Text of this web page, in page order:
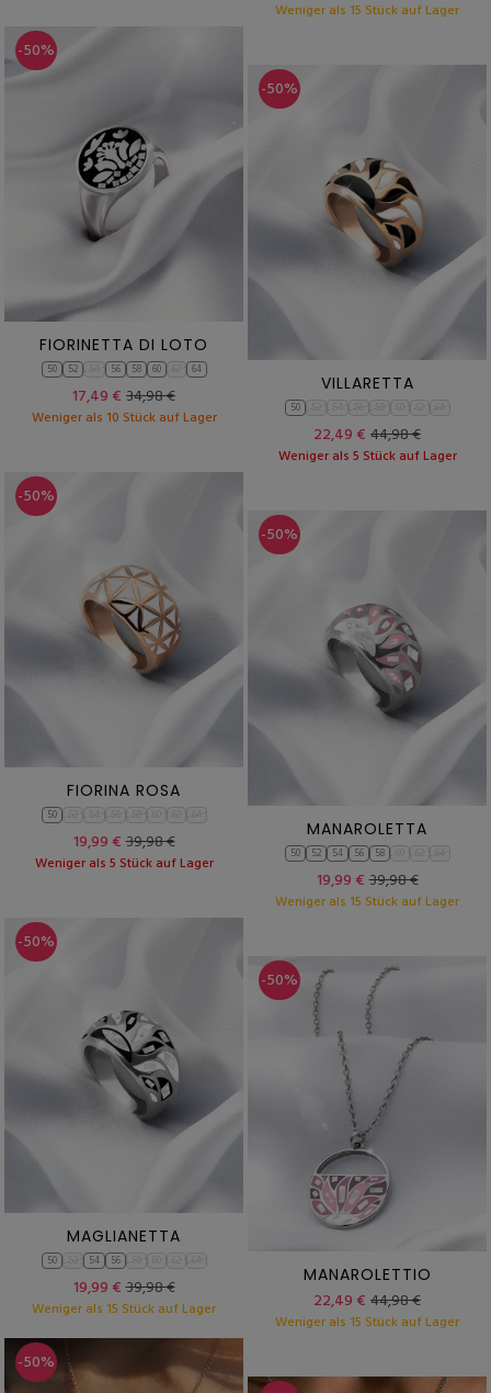
Weniger als 15 Stück auf Lager
-50%
FIORINETTA DI LOTO
50 52 56 58 60 64
17,49 € 34,98 €
Weniger als 10 Stück auf Lager
-50%
VILLARETTA
50
22,49 € 44,98 €
Weniger als 5 Stück auf Lager
-50%
FIORINA ROSA
50
19,99 €39,98 €
Weniger als 5 Stück auf Lager
-50%
MANAROLETTA
50 52 54 56 58
19,99 €39,98 €
Weniger als 15 Stück auf Lager
-50%
MAGLIANETTA
50 54 56
19,99 €39,98 €
Weniger als 15 Stück auf Lager
-50%
MANAROLETTIO
22,49 € 44,98 €
Weniger als 15 Stück auf Lager
-50%